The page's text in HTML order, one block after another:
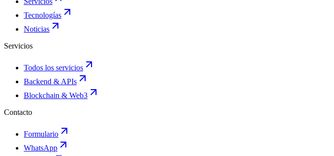
Tecnologías
Noticias
Servicios
Todos los servicios
Backend & APIs
Blockchain & Web3
Contacto
Formulario
WhatsApp